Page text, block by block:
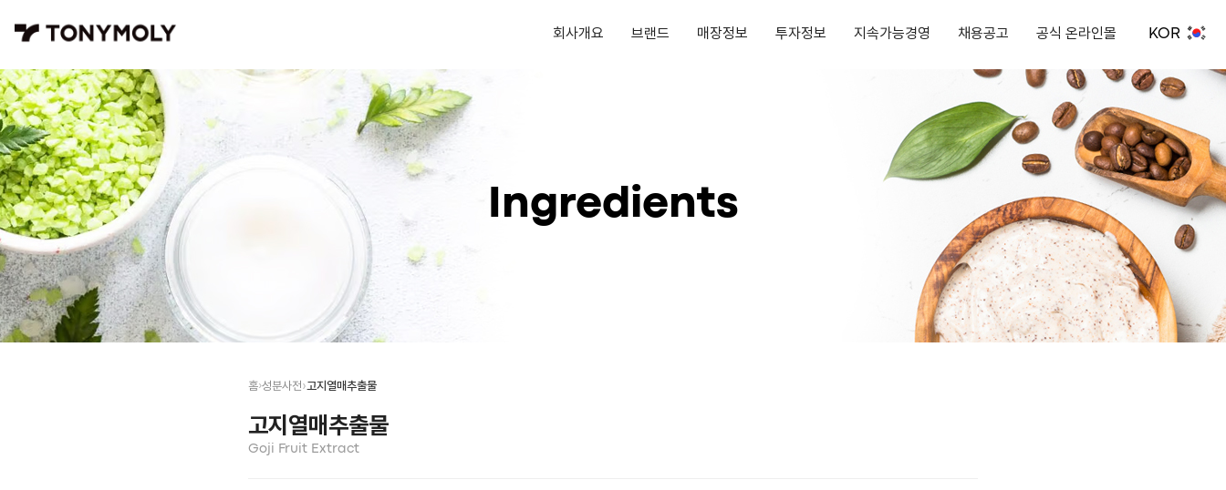
회사개요 브랜드 매장정보 투자정보 지속가능경영 채용공고 공식 온라인몰 KOR
Ingredients
홈 성분사전 고지열매추출물
고지열매추출물
Goji Fruit Extract